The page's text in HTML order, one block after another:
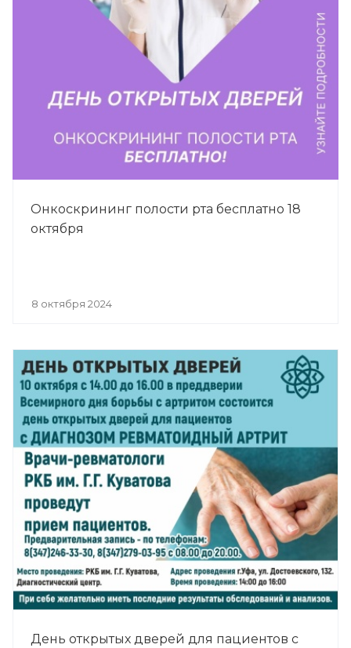
Онкоскрининг полости рта бесплатно 18
октября
8 октября 2024
День открытых дверей для пациентов с